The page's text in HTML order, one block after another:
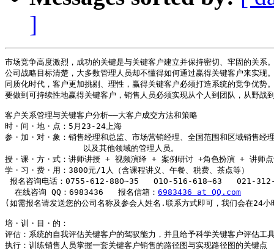
]
市场竞争高度激烈，成功的关键是与关键客户建立并保持密切、牢固的关系
公司战略目标清楚，大多数管理人员却不懂得如何通过赢得关键客户来实现
同质化时代，客户更加挑剔、理性，赢得关键客户必须打造系统的竞争优势
要做到可持续性地赢得关键客户，销售人员必须实现从个人到团队，从野战
客户关系管理与关键客户分析――大客户成交方法和策略
时・间・地・点：5月23-24上海
参・加・对・象：销售经理和总监、市场营销经理、全国范围和区域销售经
                以及其他领域的管理人员。
授・课・方・式：讲师讲授 + 视频演绎 + 案例研讨 +角色扮演 + 讲师
学・习・费・用：3800元/1人（含课程讲义、午餐、税费、茶点等）
报名咨询电话：0755-612-88O~35   O1O-516-618~63   021-
  在线咨询 QQ：6983436   报名信箱：
6983436 at QQ.com
(如需报名请发送您的公司名称及参会人姓名.联系方式即可，我们会在24小
培・训・目・的：
评估：系统的自我评估关键客户的驾驭能力，并且给予科学关键客户评估工
执行：训练销售人员掌握一套关键客户销售的路径图与实现路径图的关键点